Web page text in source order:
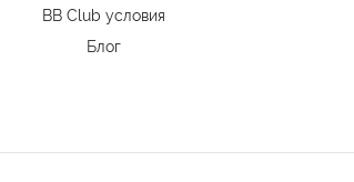
BB Club условия
Блог